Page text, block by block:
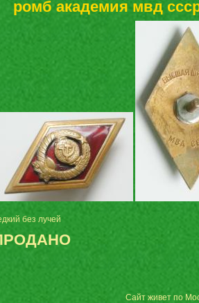
ромб академия мвд
без лучей
Сайт живет по